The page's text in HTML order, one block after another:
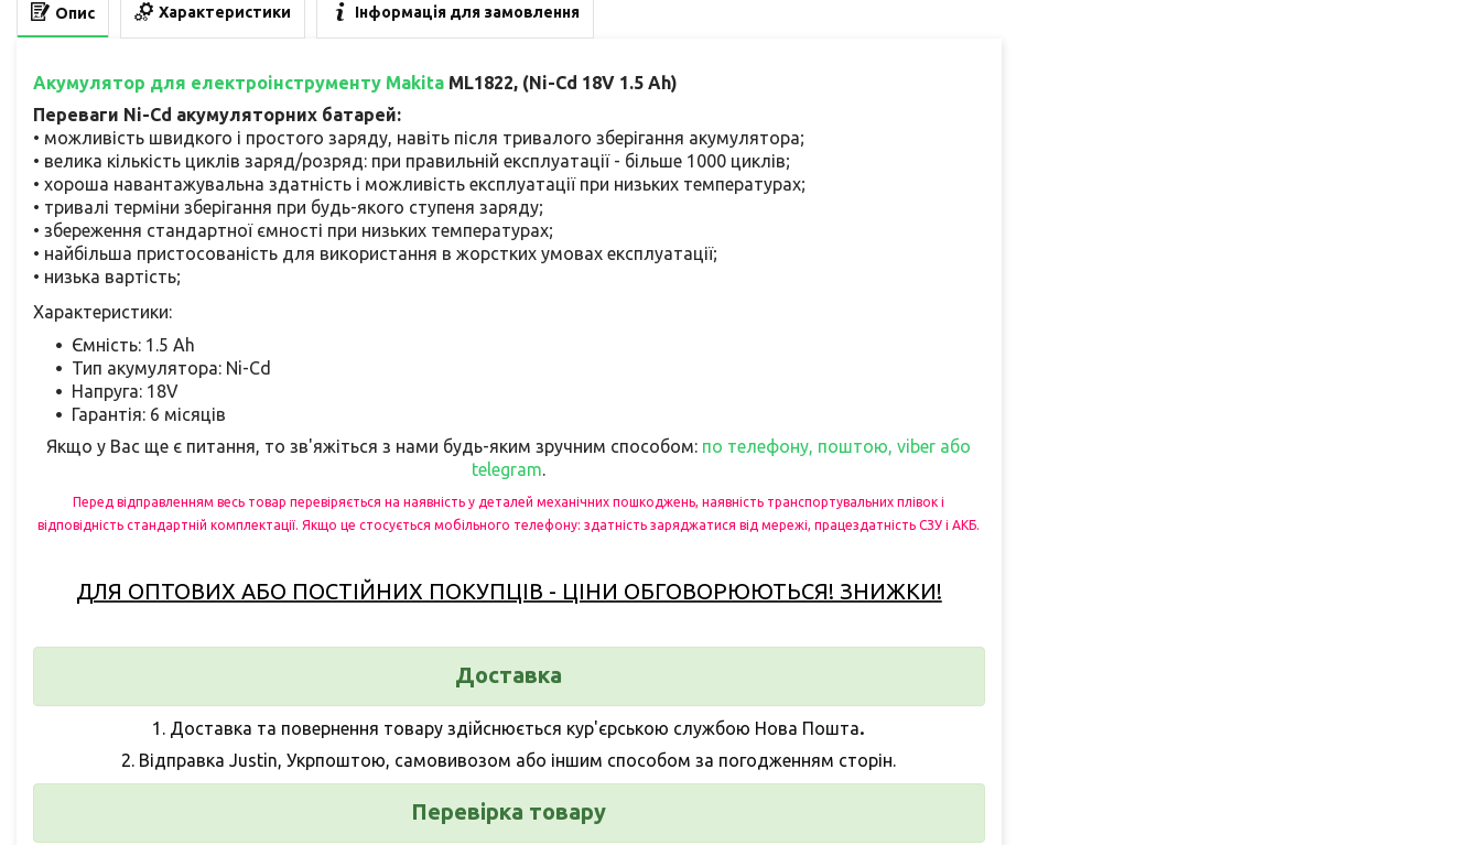
Опис Характеристики Інформація для замовлення
Акумулятор для електроінструменту Makita ML1822, (Ni-Cd 18V 1.5 Ah)
Переваги Ni-Cd акумуляторних батарей:
• можливість швидкого і простого заряду, навіть після тривалого зберігання акумулятора;
• велика кількість циклів заряд/розряд: при правильній експлуатації - більше 1000 циклів;
• хороша навантажувальна здатність і можливість експлуатації при низьких температурах;
• тривалі терміни зберігання при будь-якого ступеня заряду;
• збереження стандартної ємності при низьких температурах;
• найбільша пристосованість для використання в жорстких умовах експлуатації;
• низька вартість;
Характеристики:
Ємність: 1.5 Ah
Тип акумулятора: Ni-Cd
Напруга: 18V
Гарантія: 6 місяців
Якщо у Вас ще є питання, то зв'яжіться з нами будь-яким зручним способом: по телефону, поштою, viber або
telegram.
Перед відправленням весь товар перевіряється на наявність у деталей механічних пошкоджень, наявність транспортувальних плівок і
відповідність стандартній комплектації. Якщо це стосується мобільного телефону: здатність заряджатися від мережі, працездатність СЗУ і АКБ.
ДЛЯ ОПТОВИХ АБО ПОСТІЙНИХ ПОКУПЦІВ - ЦІНИ ОБГОВОРЮЮТЬСЯ! ЗНИЖКИ!
Доставка
1. Доставка та повернення товару здійснюється кур'єрською службою Нова Пошта.
2. Відправка Justin, Укрпоштою, самовивозом або іншим способом за погодженням сторін.
Перевірка товару